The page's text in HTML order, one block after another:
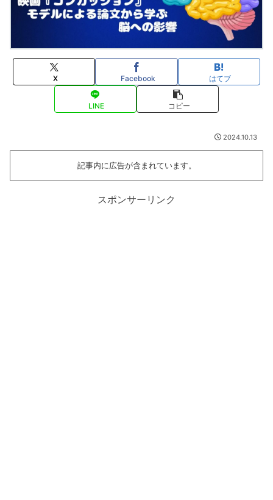
X Facebook はてブ
LINE コピー
2024.10.13
記事内に広告が含まれています。
スポンサーリンク